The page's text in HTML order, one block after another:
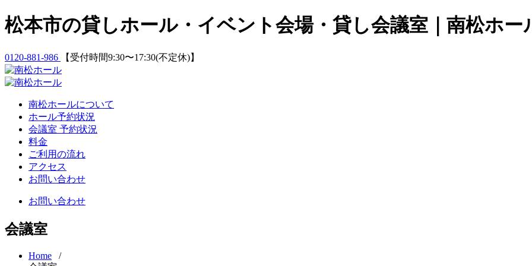
Skip
to
松本市の貸しホール・イベント会場・貸し会議室｜南松ホー
0120-881-986 【受付時間9:30〜17:30(不定休)】
南松ホールについて
ホール予約状況
会議室 予約状況
料金
ご利用の流れ
アクセス
お問い合わせ
お問い合わせ
会議室
Home /